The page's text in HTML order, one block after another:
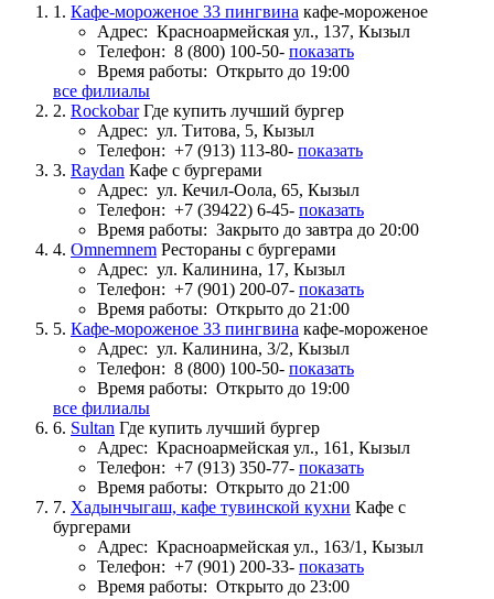
1. Кафе-мороженое 33 пингвина кафе-мороженое
Адрес: Красноармейская ул., 137, Кызыл
Телефон: 8 (800) 100-50- показать
Время работы: Открыто до 19:00
все филиалы
2. Rockobar Где купить лучший бургер
Адрес: ул. Титова, 5, Кызыл
Телефон: +7 (913) 113-80- показать
3. Raydan Кафе с бургерами
Адрес: ул. Кечил-Оола, 65, Кызыл
Телефон: +7 (39422) 6-45- показать
Время работы: Закрыто до завтра до 20:00
4. Omnemnem Рестораны с бургерами
Адрес: ул. Калинина, 17, Кызыл
Телефон: +7 (901) 200-07- показать
Время работы: Открыто до 21:00
5. Кафе-мороженое 33 пингвина кафе-мороженое
Адрес: ул. Калинина, 3/2, Кызыл
Телефон: 8 (800) 100-50- показать
Время работы: Открыто до 19:00
все филиалы
6. Sultan Где купить лучший бургер
Адрес: Красноармейская ул., 161, Кызыл
Телефон: +7 (913) 350-77- показать
Время работы: Открыто до 21:00
7. Хадынчыгаш, кафе тувинской кухни Кафе с
бургерами
Адрес: Красноармейская ул., 163/1, Кызыл
Телефон: +7 (901) 200-33- показать
Время работы: Открыто до 23:00